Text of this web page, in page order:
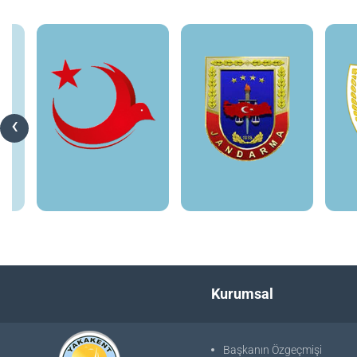
‹
Kurumsal
Başkanın Özgeçmişi